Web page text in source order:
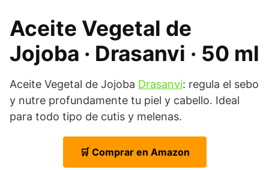
Aceite Vegetal de
Jojoba · Drasanvi · 50 ml
Aceite Vegetal de Jojoba Drasanvi: regula el sebo
y nutre profundamente tu piel y cabello. Ideal
para todo tipo de cutis y melenas.
🛒 Comprar en Amazon